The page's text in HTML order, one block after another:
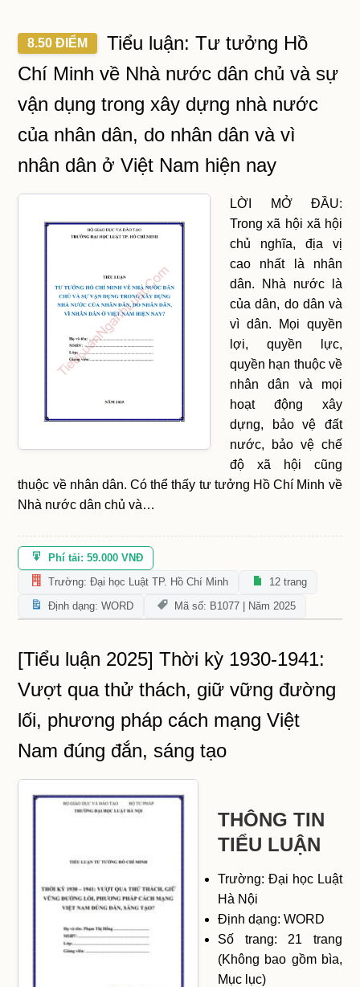
8.50 ĐIỂM
Tiểu luận: Tư tưởng Hồ
Chí Minh về Nhà nước dân chủ và sự
vận dụng trong xây dựng nhà nước
của nhân dân, do nhân dân và vì
nhân dân ở Việt Nam hiện nay
LỜI MỞ ĐẦU:
Trong xã hội xã hội
chủ nghĩa, địa vị
cao nhất là nhân
dân. Nhà nước là
của dân, do dân và
vì dân. Mọi quyền
lợi, quyền lực,
quyền hạn thuộc về
nhân dân và mọi
hoạt động xây
dựng, bảo vệ đất
nước, bảo vệ chế
độ xã hội cũng
thuộc về nhân dân. Có thể thấy tư tưởng Hồ Chí Minh về
Nhà nước dân chủ và…
Phí tải: 59.000 VNĐ
Trường: Đại học Luật TP. Hồ Chí Minh
12 trang
Định dạng: WORD
Mã số: B1077 | Năm 2025
[Tiểu luận 2025] Thời kỳ 1930-1941:
Vượt qua thử thách, giữ vững đường
lối, phương pháp cách mạng Việt
Nam đúng đắn, sáng tạo
THÔNG TIN
TIỂU LUẬN
Trường: Đại học Luật
Hà Nội
Định dạng: WORD
Số trang: 21 trang
(Không bao gồm bìa,
Mục lục)